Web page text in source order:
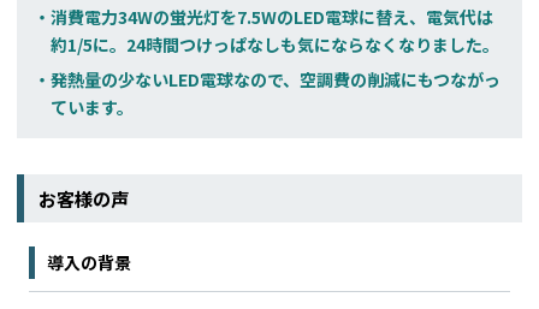
消費電力34Wの蛍光灯を7.5WのLED電球に替え、電気代は
約1/5に。24時間つけっぱなしも気にならなくなりました。
発熱量の少ないLED電球なので、空調費の削減にもつながっ
ています。
お客様の声
導入の背景